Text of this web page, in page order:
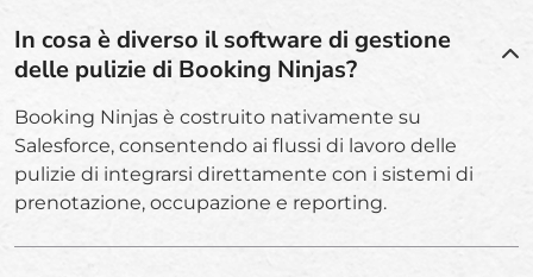
In cosa è diverso il software di gestione
delle pulizie di Booking Ninjas?
Booking Ninjas è costruito nativamente su
Salesforce, consentendo ai flussi di lavoro delle
pulizie di integrarsi direttamente con i sistemi di
prenotazione, occupazione e reporting.